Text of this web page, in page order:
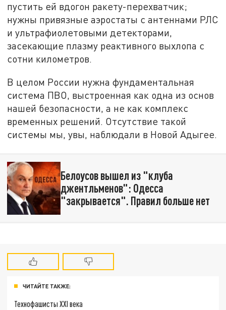
пустить ей вдогон ракету-перехватчик;
нужны привязные аэростаты с антеннами РЛС
и ультрафиолетовыми детекторами,
засекающие плазму реактивного выхлопа с
сотни километров.
В целом России нужна фундаментальная
система ПВО, выстроенная как одна из основ
нашей безопасности, а не как комплекс
временных решений. Отсутствие такой
системы мы, увы, наблюдали в Новой Адыгее.
Белоусов вышел из "клуба
джентльменов": Одесса
"закрывается". Правил больше нет
ЧИТАЙТЕ ТАКЖЕ:
Технофашисты XXI века